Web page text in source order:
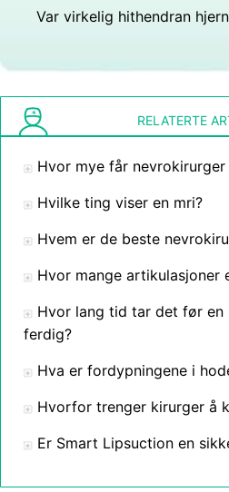
RELATERTE
Hvor mye får nevrokirurger
Hvilke ting viser en mri?
Hvem er de beste
Hvor mange artikulasjoner
Hvor lang tid tar det før
ferdig?
Hva er fordypningene i
Hvorfor trenger kirurger å
Er Smart Lipsuction en